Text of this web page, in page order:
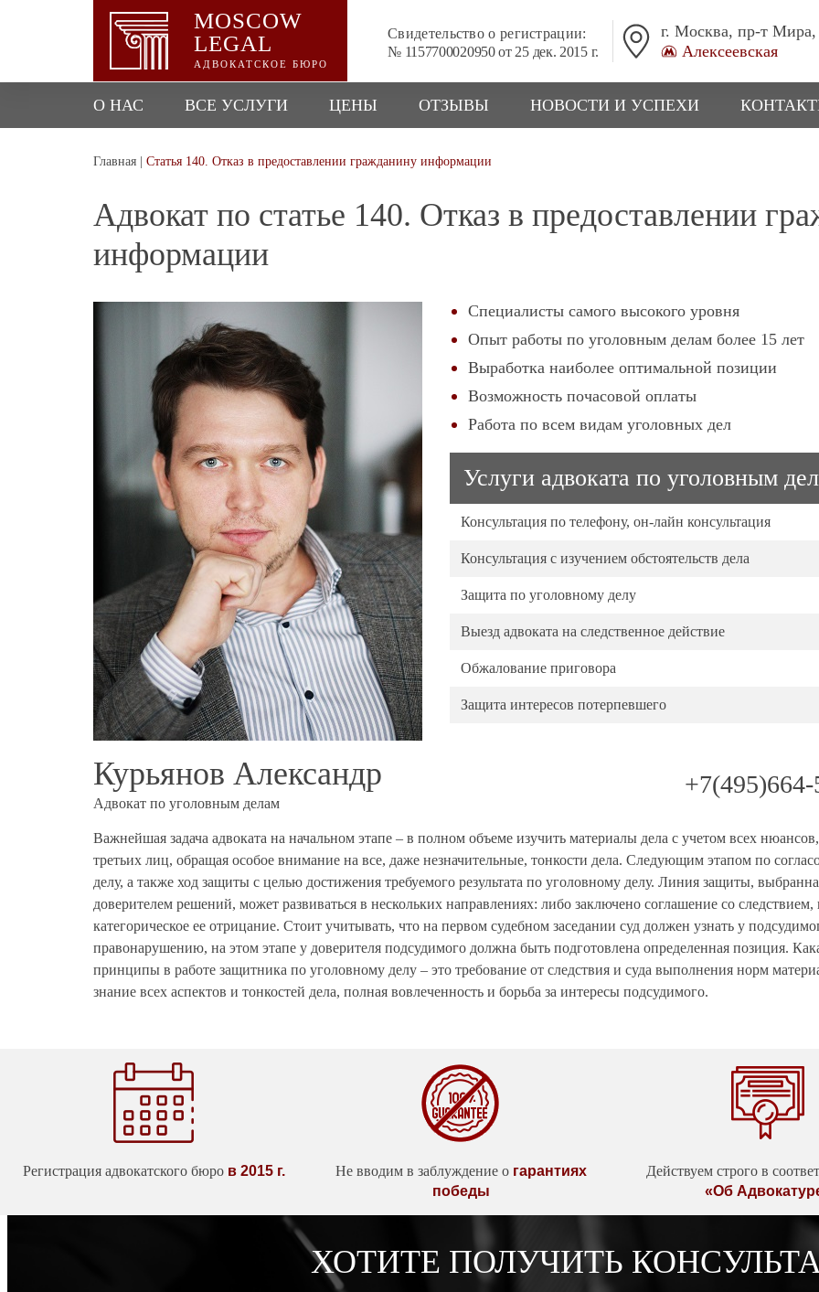
MOSCOW
LEGAL
АДВОКАТСКОЕ БЮРО
Свидетельство о регистрации:
№ 1157700020950 от 25 дек. 2015 г.
г. Москва, пр-т Мира,
Алексеевская
О НАС ВСЕ УСЛУГИ ЦЕНЫ ОТЗЫВЫ НОВОСТИ И УСПЕХИ
Главная Статья 140. Отказ в предоставлении гражданину информации
Адвокат по статье 140. Отказ в предоставлении
информации
Специалисты самого высокого уровня
Опыт работы по уголовным делам более 15 лет
Выработка наиболее оптимальной позиции
Возможность почасовой оплаты
Работа по всем видам уголовных дел
Услуги адвоката по уголовным
Консультация по телефону, он-лайн консультация
Консультация с изучением обстоятельств дела
Защита по уголовному делу
Выезд адвоката на следственное действие
Обжалование приговора
Защита интересов потерпевшего
Курьянов Александр
Адвокат по уголовным делам
Важнейшая задача адвоката на начальном этапе – в полном объеме изучить материалы дела с учетом всех
третьих лиц, обращая особое внимание на все, даже незначительные, тонкости дела. Следующим этапом по
делу, а также ход защиты с целью достижения требуемого результата по уголовному делу. Линия защиты,
доверителем решений, может развиваться в нескольких направлениях: либо заключено соглашение со
категорическое ее отрицание. Стоит учитывать, что на первом судебном заседании суд должен узнать у
правонарушению, на этом этапе у доверителя подсудимого должна быть подготовлена определенная позиция.
принципы в работе защитника по уголовному делу – это требование от следствия и суда выполнения норм
знание всех аспектов и тонкостей дела, полная вовлеченность и борьба за интересы подсудимого.
Регистрация адвокатского бюро в 2015 г. Не вводим в заблуждение о гарантиях
победы
Действуем строго в
«Об
ХОТИТЕ ПОЛУЧИТЬ